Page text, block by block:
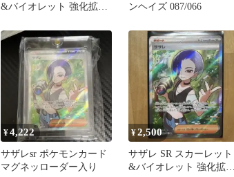
&バイオレット 強化拡張
キ…
ンヘイズ 087/066
¥4,222
サザレsr ポケモンカード
マグネッローダー入り
¥2,500
サザレ SR スカーレット
&バイオレット 強化拡張